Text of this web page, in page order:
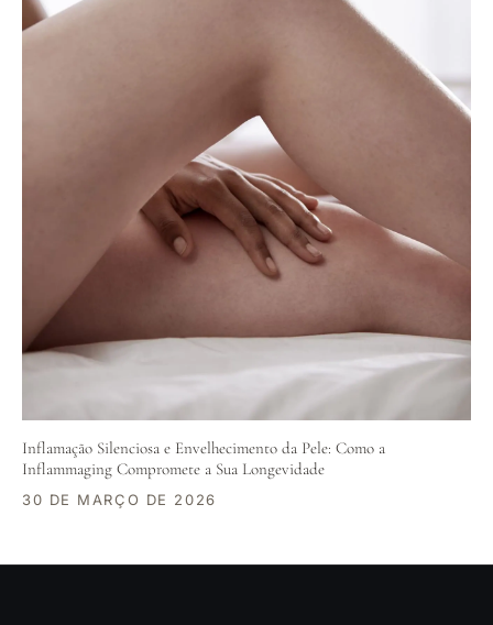
Inflamação Silenciosa e Envelhecimento da Pele: Como a
Inflammaging Compromete a Sua Longevidade
30 DE MARÇO DE 2026